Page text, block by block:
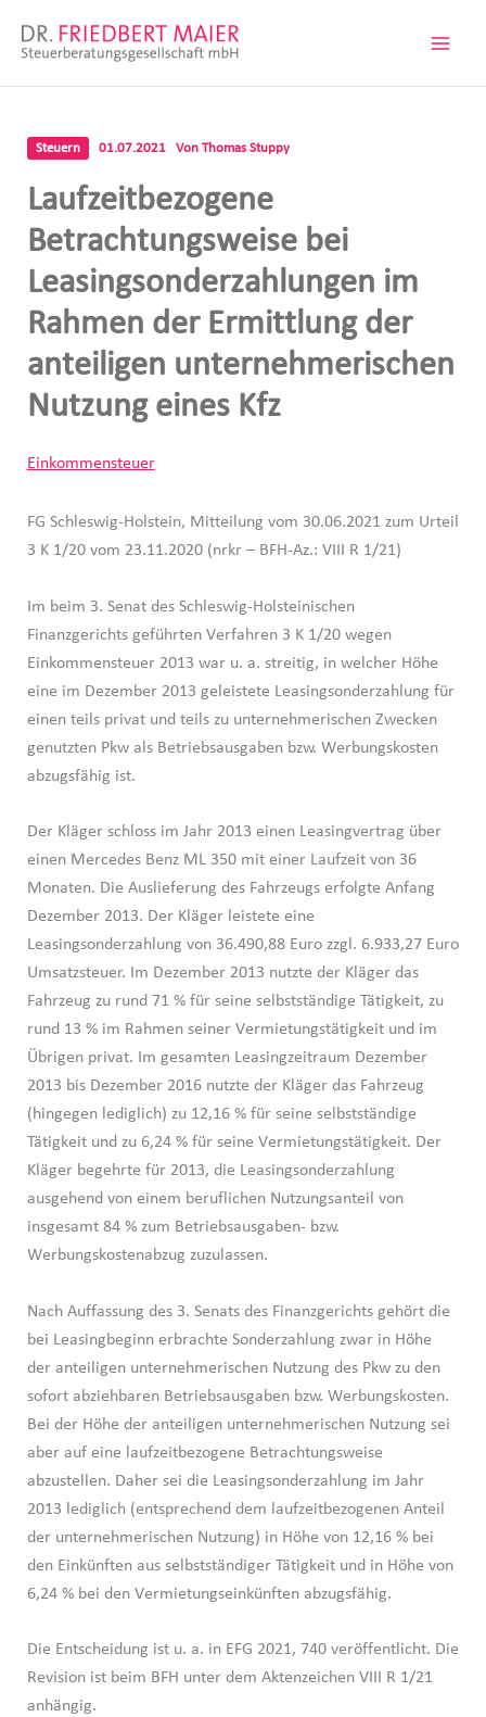
Inhalt
Steuern 01.07.2021 Von Thomas Stuppy
Laufzeitbezogene
Betrachtungsweise bei
Leasingsonderzahlungen im
Rahmen der Ermittlung der
anteiligen unternehmerischen
Nutzung eines Kfz
Einkommensteuer
FG Schleswig-Holstein, Mitteilung vom 30.06.2021 zum Urteil
3 K 1/20 vom 23.11.2020 (nrkr – BFH-Az.: VIII R 1/21)
Im beim 3. Senat des Schleswig-Holsteinischen
Finanzgerichts geführten Verfahren 3 K 1/20 wegen
Einkommensteuer 2013 war u. a. streitig, in welcher Höhe
eine im Dezember 2013 geleistete Leasingsonderzahlung für
einen teils privat und teils zu unternehmerischen Zwecken
genutzten Pkw als Betriebsausgaben bzw. Werbungskosten
abzugsfähig ist.
Der Kläger schloss im Jahr 2013 einen Leasingvertrag über
einen Mercedes Benz ML 350 mit einer Laufzeit von 36
Monaten. Die Auslieferung des Fahrzeugs erfolgte Anfang
Dezember 2013. Der Kläger leistete eine
Leasingsonderzahlung von 36.490,88 Euro zzgl. 6.933,27 Euro
Umsatzsteuer. Im Dezember 2013 nutzte der Kläger das
Fahrzeug zu rund 71 % für seine selbstständige Tätigkeit, zu
rund 13 % im Rahmen seiner Vermietungstätigkeit und im
Übrigen privat. Im gesamten Leasingzeitraum Dezember
2013 bis Dezember 2016 nutzte der Kläger das Fahrzeug
(hingegen lediglich) zu 12,16 % für seine selbstständige
Tätigkeit und zu 6,24 % für seine Vermietungstätigkeit. Der
Kläger begehrte für 2013, die Leasingsonderzahlung
ausgehend von einem beruflichen Nutzungsanteil von
insgesamt 84 % zum Betriebsausgaben- bzw.
Werbungskostenabzug zuzulassen.
Nach Auffassung des 3. Senats des Finanzgerichts gehört die
bei Leasingbeginn erbrachte Sonderzahlung zwar in Höhe
der anteiligen unternehmerischen Nutzung des Pkw zu den
sofort abziehbaren Betriebsausgaben bzw. Werbungskosten.
Bei der Höhe der anteiligen unternehmerischen Nutzung sei
aber auf eine laufzeitbezogene Betrachtungsweise
abzustellen. Daher sei die Leasingsonderzahlung im Jahr
2013 lediglich (entsprechend dem laufzeitbezogenen Anteil
der unternehmerischen Nutzung) in Höhe von 12,16 % bei
den Einkünften aus selbstständiger Tätigkeit und in Höhe von
6,24 % bei den Vermietungseinkünften abzugsfähig.
Die Entscheidung ist u. a. in EFG 2021, 740 veröffentlicht. Die
Revision ist beim BFH unter dem Aktenzeichen VIII R 1/21
anhängig.